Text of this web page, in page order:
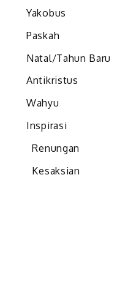
Yakobus
Paskah
Natal/Tahun Baru
Antikristus
Wahyu
Inspirasi
Renungan
Kesaksian